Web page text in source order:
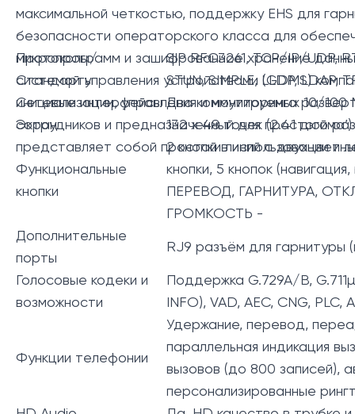
максимальной четкостью, поддержку EHS для
безопасности операторского класса для
микропрограмм и зашифрованное хранение
системой управления устройствами (GDMS)
инициализации, управления и мониторинга
сотрудников и предназначенный для простого
представляет собой простой в использовании и
Протоколы/
Стандарты
SIP RFC3261, TCP/IP/UDP,
STUN, SIMPLE, LLDP, LDAP,
Сетевые интерфейсы Два коммутируемых 10/
Экран
132 x 48 точек (2.41
Функциональные
кнопки
2 кнопки линий с
кнопки, 5 кнопок
ПЕРЕВОД, ГАРНИТУРА,
ГРОМКОСТЬ -
Дополнительные
порты
RJ9 разъём для гарнитуры
Голосовые кодеки и
возможности
Поддержка G.729A/B,
INFO), VAD, AEC, CNG, PLC,
Функции телефонии
Удержание, перевод,
параллельная индикация
вызовов (до 800 записей),
персонализированные